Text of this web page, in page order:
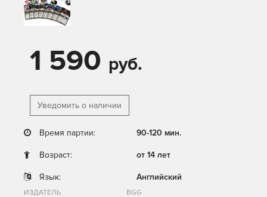
1 590 руб.
Уведомить о наличии
Время партии: 90-120 мин.
Возраст: от 14 лет
Язык: Английский
ИЗДАТЕЛЬ BGG